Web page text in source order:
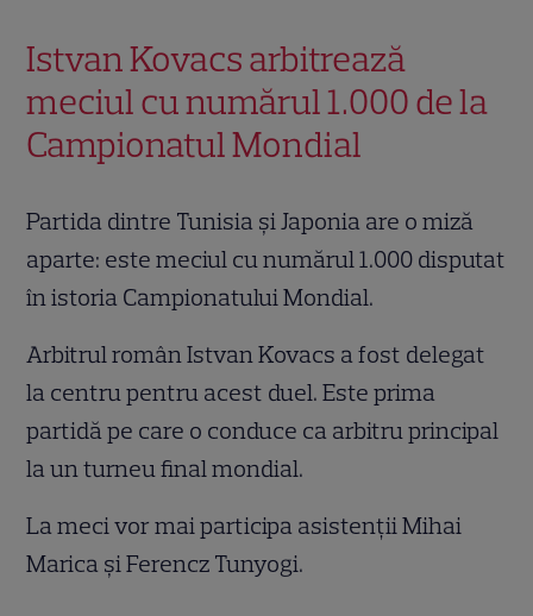
Istvan Kovacs arbitrează
meciul cu numărul 1.000 de la
Campionatul Mondial
Partida dintre Tunisia și Japonia are o miză
aparte: este meciul cu numărul 1.000 disputat
în istoria Campionatului Mondial.
Arbitrul român Istvan Kovacs a fost delegat
la centru pentru acest duel. Este prima
partidă pe care o conduce ca arbitru principal
la un turneu final mondial.
La meci vor mai participa asistenții Mihai
Marica și Ferencz Tunyogi.